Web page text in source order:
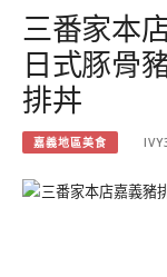
三番家本
日式豚骨
排丼
嘉義地區美食